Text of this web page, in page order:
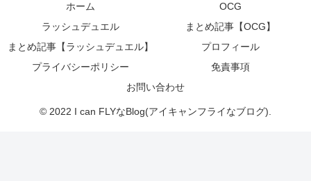
ホーム
OCG
ラッシュデュエル
まとめ記事【OCG】
まとめ記事【ラッシュデュエル】
プロフィール
プライバシーポリシー
免責事項
お問い合わせ
© 2022 I can FLYなBlog(アイキャンフライなブログ).